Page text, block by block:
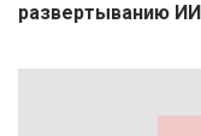
развертыванию ИИ